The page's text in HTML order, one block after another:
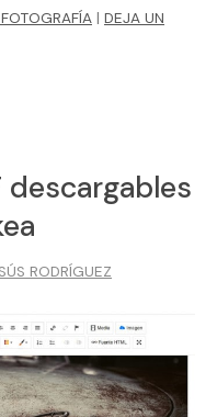
| DEJA UN
descargables
RODRÍGUEZ